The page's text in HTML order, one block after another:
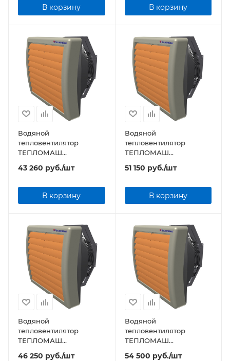
В корзину В корзину
Водяной
тепловентилятор
ТЕПЛОМАШ
КЭВ-39М4W2 серии MW
43 260 руб./шт
В корзину
Водяной
тепловентилятор
ТЕПЛОМАШ
КЭВ-42M4W1 серии MW
51 150 руб./шт
В корзину
Водяной
тепловентилятор
ТЕПЛОМАШ
КЭВ-48М4W3 серии MW
46 250 руб./шт
Водяной
тепловентилятор
ТЕПЛОМАШ
КЭВ-60M5W1 серии MW
54 500 руб./шт